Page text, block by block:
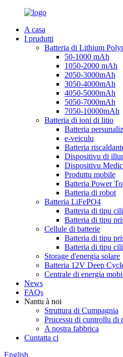
A casa
I prudutti
Batteria di Lithium
50-1000 mAh
1050-2000 mAh
2050-3000mAh
3050-4000mAh
4050-5000mAh
5050-7000mAh
7050-10000mAh
Batteria di ioni di litio
Batteria
e-veiculu
Batteria
Dispositivu di
Dispositivu
Produttu mobile
Batteria Power
Batteria di robot
Batteria LiFePO4
Batteria di tipu
Batteria di tipu
Cellule di batterie
Batteria di tipu
Batteria di tipu
Storage d'energia solare
Batteria 12V Deep
Centrale di energia
News
FAQs
Nantu à noi
Struttura di Cumpagnia
Prucessu di cuntrollu di
A nostra fabbrica
Cuntatta ci
English